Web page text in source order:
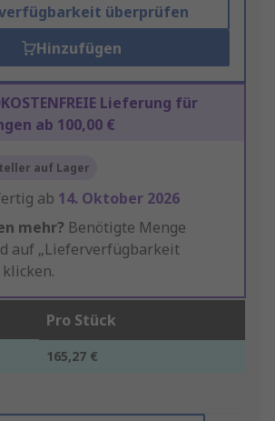
überprüfen
Hinzufügen
Lieferung für
ab 100,00 €
auf Lager
ab 14. Oktober 2026
mehr? Benötigte Menge
auf „Lieferverfügbarkeit
Pro Stück
165,27 €